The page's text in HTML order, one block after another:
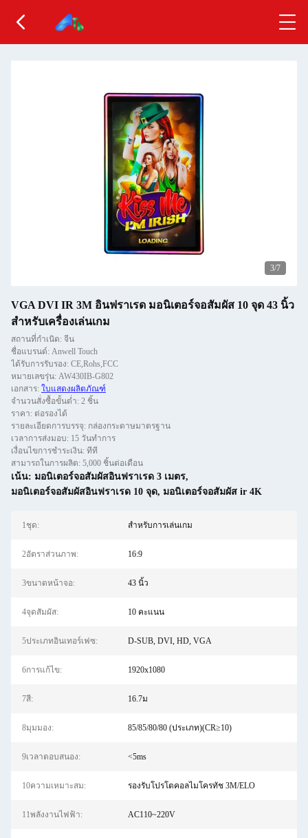
3/7
VGA DVI IR 3M อินฟราเรด มอนิเตอร์จอสัมผัส 10 จุด 43 นิ้ว
สําหรับเครื่องเล่นเกม
สถานที่กำเนิด: จีน
ชื่อแบรนด์: Anwell Touch
ได้รับการรับรอง: CE,Rohs,FCC
หมายเลขรุ่น: AW430IB-G802
เอกสาร: ใบแสดงผลิตภัณฑ์
จำนวนสั่งซื้อขั้นต่ำ: 2 ชิ้น
ราคา: ต่อรองได้
รายละเอียดการบรรจุ: กล่องกระดาษมาตรฐาน
เวลาการส่งมอบ: 15 วันทำการ
เงื่อนไขการชำระเงิน: ทีที
สามารถในการผลิต: 5,000 ชิ้นต่อเดือน
เน้น: มอนิเตอร์จอสัมผัสอินฟราเรด 3 เมตร,
มอนิเตอร์จอสัมผัสอินฟราเรด 10 จุด, มอนิเตอร์จอสัมผัส ir 4K
1ชุด: สำหรับการเล่นเกม
2อัตราส่วนภาพ: 16:9
3ขนาดหน้าจอ: 43 นิ้ว
4จุดสัมผัส: 10 คะแนน
5ประเภทอินเทอร์เฟซ: D-SUB, DVI, HD, VGA
6การแก้ไข: 1920x1080
7สี: 16.7ม
8มุมมอง: 85/85/80/80 (ประเภท)(CR≥10)
9เวลาตอบสนอง: <5ms
10ความเหมาะสม: รองรับโปรโตคอลไมโครทัช 3M/ELO
11พลังงานไฟฟ้า: AC110~220V